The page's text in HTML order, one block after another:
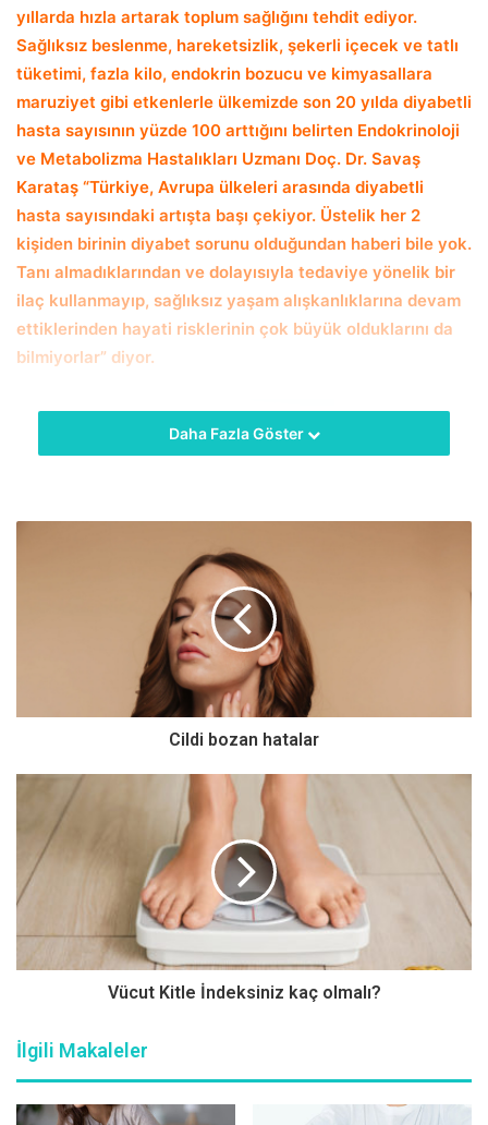
yıllarda hızla artarak toplum sağlığını tehdit ediyor.
Sağlıksız beslenme, hareketsizlik, şekerli içecek ve tatlı
tüketimi, fazla kilo, endokrin bozucu ve kimyasallara
maruziyet gibi etkenlerle ülkemizde son 20 yılda diyabetli
hasta sayısının yüzde 100 arttığını belirten Endokrinoloji
ve Metabolizma Hastalıkları Uzmanı Doç. Dr. Savaş
Karataş “Türkiye, Avrupa ülkeleri arasında diyabetli
hasta sayısındaki artışta başı çekiyor. Üstelik her 2
kişiden birinin diyabet sorunu olduğundan haberi bile yok.
Tanı almadıklarından ve dolayısıyla tedaviye yönelik bir
ilaç kullanmayıp, sağlıksız yaşam alışkanlıklarına devam
ettiklerinden hayati risklerinin çok büyük olduklarını da
bilmiyorlar” diyor.
hekimus + Özellikle yazın aşırı sıcaklarında serinlemek
amacıyla art arda içilen şekerli içeceklerin, ‘her şey dahil’
çok ciddi tehlikeye attığını belirten Doç. Dr. Savaş Karataş,
diyabette en sık yapılan ve tehlikeyi artıran 9 yaz hatasını
anlattı, önemli uyarılar ve önerilerde bulundu.
Yeteri kadar su içmemek
Sıcak hava terlemeyi artırdığından vücut sıvılarının ve
minerallerinin önemli ölçüde kaybına yol açabilir. Diyabetli
kişiler için doktorları tarafından aksi önerilmediği sürece
kan şekerindeki tehlikeli dalgalanmaları önlemek için
yeterli düzeyde sıvı almak, bu sıvı ihtiyacını da çoğunlukla
şekeri seviyesi düzenli olarak izlenmelidir. Yaşlı kişilerde
Daha Fazla Göster
Cildi bozan hatalar
Vücut Kitle İndeksiniz kaç olmalı?
İlgili Makaleler